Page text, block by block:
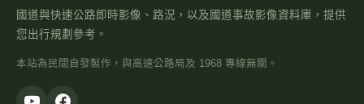
距離 5.4 公里